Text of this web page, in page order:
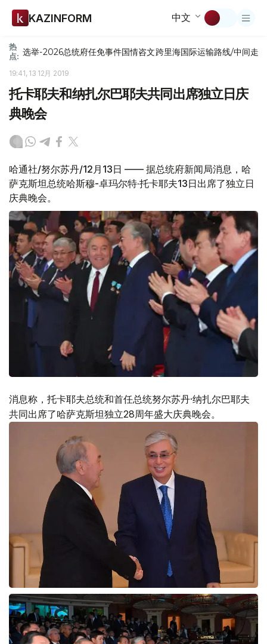
KAZINFORM 中文
热
点: 选举-2026总统府任免事件国情咨文跨里海国际运输路线/中间走廊
19:41, 13 12月 2019
托卡耶夫和纳扎尔巴耶夫共同出席独立日庆
典晚会
哈通社/努尔苏丹/12月13日 —— 据总统府新闻局消息，哈
萨克斯坦总统哈斯穆-卓玛尔特·托卡耶夫13日出席了独立日
庆典晚会。
消息称，托卡耶夫总统和首任总统努尔苏丹·纳扎尔巴耶夫
共同出席了哈萨克斯坦独立28周年盛大庆典晚会。